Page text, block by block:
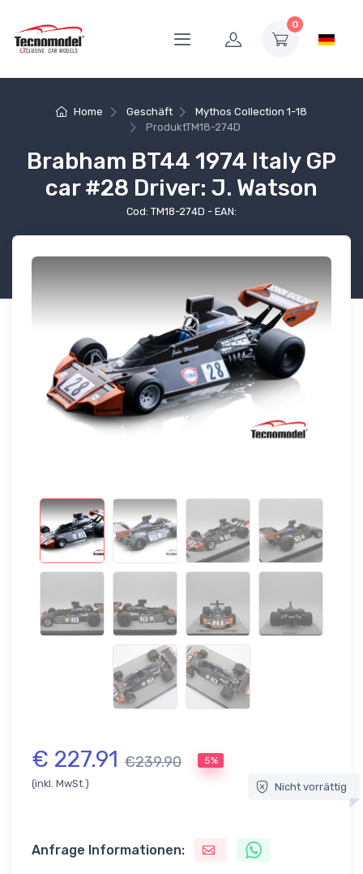
0
Home Geschäft
Mythos Collection 1-18
ProduktTM18-274D
Brabham BT44 1974 Italy GP
car #28 Driver: J. Watson
Cod: TM18-274D - EAN:
€ 227.91 €239.90 5%
(inkl. MwSt.) Nicht vorrättig
Anfrage Informationen: